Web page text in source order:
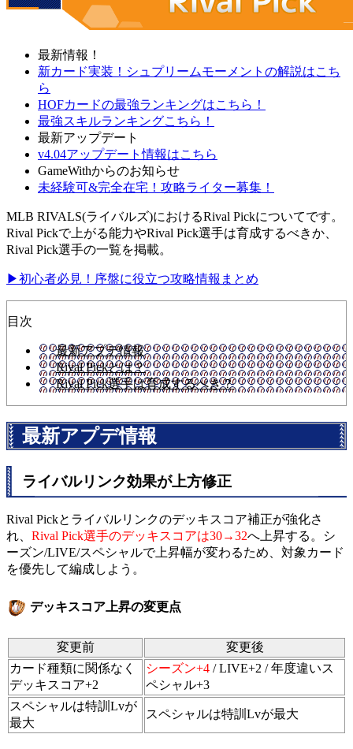
最新情報！
新カード実装！シュプリームモーメントの解説はこち
ら
HOFカードの最強ランキングはこちら！
最強スキルランキングこちら！
最新アップデート
v4.04アップデート情報はこちら
GameWithからのお知らせ
未経験可&完全在宅！攻略ライター募集！
MLB RIVALS(ライバルズ)におけるRival Pickについてです。
Rival Pickで上がる能力やRival Pick選手は育成するべきか、
Rival Pick選手の一覧を掲載。
▶初心者必見！序盤に役立つ攻略情報まとめ
目次
最新アプデ情報
Rival Pickとは？
Rival Pick選手は育成するべき？
最新アプデ情報
ライバルリンク効果が上方修正
Rival Pickとライバルリンクのデッキスコア補正が強化さ
れ、 Rival Pick選手のデッキスコアは30→32へ上昇する。シ
ーズン/LIVE/スペシャルで上昇幅が変わるため、対象カード
を優先して編成しよう。
デッキスコア上昇の変更点
変更前
変更後
カード種類に関係なく
デッキスコア+2
シーズン+4 / LIVE+2 / 年度違いス
ペシャル+3
スペシャルは特訓Lvが
最大
スペシャルは特訓Lvが最大